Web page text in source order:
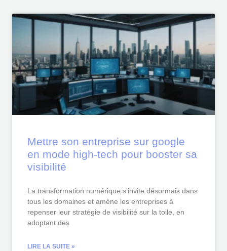
Mettre son entreprise sur google
en mode high-tech pour booster sa
visibilité
La transformation numérique s’invite désormais dans
tous les domaines et amène les entreprises à
repenser leur stratégie de visibilité sur la toile, en
adoptant des
LIRE LA SUITE »